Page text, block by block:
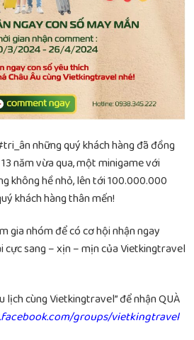
những quý khách hàng đã đồng
năm vừa qua, một minigame với
không hề nhỏ, lên tới 100.000.000
khách hàng thân mến!
gia nhóm để có cơ hội nhận ngay
cực sang – xịn – mịn của Vietkingtravel
lịch cùng Vietkingtravel” để nhận QUÀ
groups/vietkingtravel